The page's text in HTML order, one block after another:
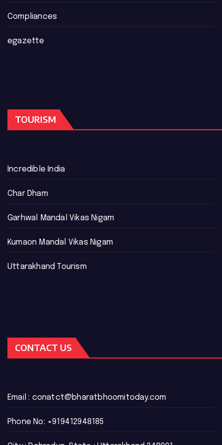
Compliances
egazette
TOURISM
Incredible India
Char Dham
Garhwal Mandal Vikas Nigam
Kumaon Mandal Vikas Nigam
Uttarakhand Tourism
CONTACT US
Email : conatct@bharatbhoomitoday.com
Phone No: +919412948185